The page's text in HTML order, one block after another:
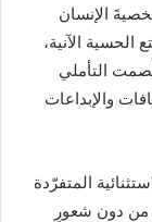
الإنسان
الآنية،
التأملي
والإبداعات
المتفرّدة
من دون شعورٍ